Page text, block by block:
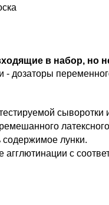
в набор, но
- дозаторы
сыворотки
лунки.
агглютинации с